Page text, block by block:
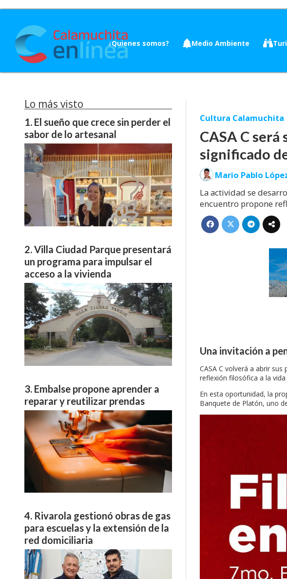
¿Quienes somos? Medio Ambiente
CASA C
significado
La actividad se
encuentro propone
Cultura Calamuchita
Mario Pablo
Una invitación a
CASA C volverá a abrir
reflexión filosófica a la
En esta oportunidad, la
Banquete de Platón, uno
Lo más visto
El sueño que crece sin perder el
sabor de lo artesanal
Villa Ciudad Parque presentará
un programa para impulsar el
acceso a la vivienda
Embalse propone aprender a
reparar y reutilizar prendas
Rivarola gestionó obras de gas
para escuelas y la extensión de la
red domiciliaria